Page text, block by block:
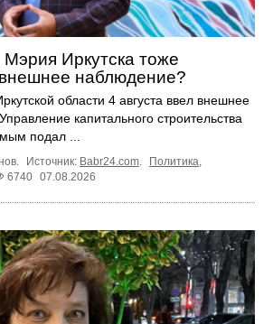
Иркутска тоже
наблюдение?
области 4 августа ввел внешнее
капитального строительства
подал ...
Источник: Babr24.com Политика
6740 07.08.2026